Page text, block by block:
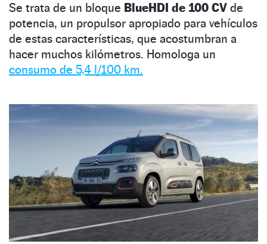
Se trata de un bloque BlueHDI de 100 CV de
potencia, un propulsor apropiado para vehículos
de estas características, que acostumbran a
hacer muchos kilómetros. Homologa un
consumo de 5,4 l/100 km.